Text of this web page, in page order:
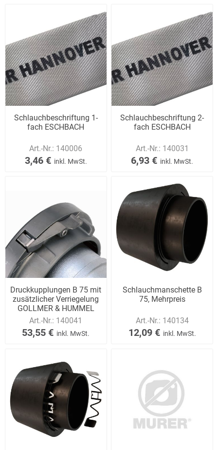
Schlauchbeschriftung 1-
fach ESCHBACH
Art.-Nr.: 140006
3,46 € inkl. MwSt.
Schlauchbeschriftung 2-
fach ESCHBACH
Art.-Nr.: 140031
6,93 € inkl. MwSt.
Druckkupplungen B 75 mit
zusätzlicher Verriegelung
GOLLMER & HUMMEL
Art.-Nr.: 140041
53,55 € inkl. MwSt.
Schlauchmanschette B
75, Mehrpreis
Art.-Nr.: 140134
12,09 € inkl. MwSt.